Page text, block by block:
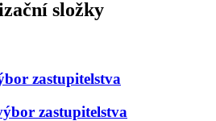
složky
zastupitelstva
zastupitelstva